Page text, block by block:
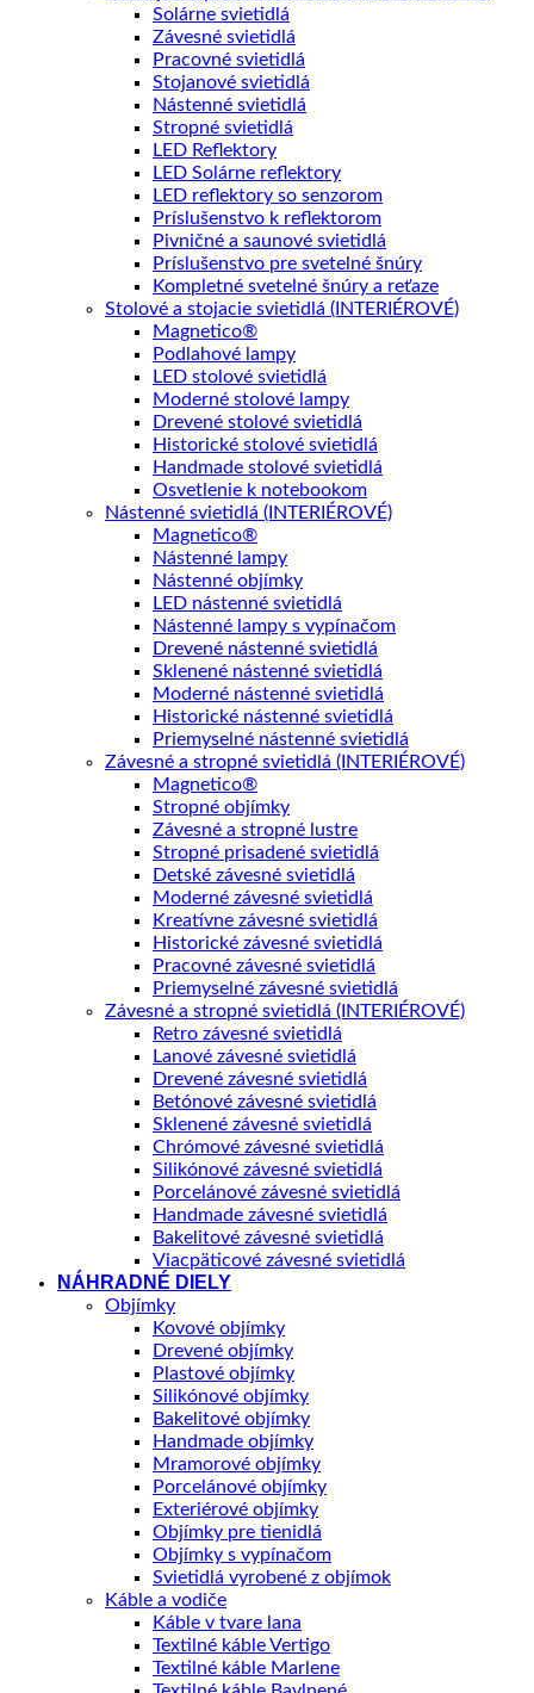
Solárne svietidlá
Závesné svietidlá
Pracovné svietidlá
Stojanové svietidlá
Nástenné svietidlá
Stropné svietidlá
LED Reflektory
LED Solárne reflektory
LED reflektory so senzorom
Príslušenstvo k reflektorom
Pivničné a saunové svietidlá
Príslušenstvo pre svetelné šnúry
Kompletné svetelné šnúry a reťaze
Stolové a stojacie svietidlá (INTERIÉROVÉ)
Magnetico®
Podlahové lampy
LED stolové svietidlá
Moderné stolové lampy
Drevené stolové svietidlá
Historické stolové svietidlá
Handmade stolové svietidlá
Osvetlenie k notebookom
Nástenné svietidlá (INTERIÉROVÉ)
Magnetico®
Nástenné lampy
Nástenné objímky
LED nástenné svietidlá
Nástenné lampy s vypínačom
Drevené nástenné svietidlá
Sklenené nástenné svietidlá
Moderné nástenné svietidlá
Historické nástenné svietidlá
Priemyselné nástenné svietidlá
Závesné a stropné svietidlá (INTERIÉROVÉ)
Magnetico®
Stropné objímky
Závesné a stropné lustre
Stropné prisadené svietidlá
Detské závesné svietidlá
Moderné závesné svietidlá
Kreatívne závesné svietidlá
Historické závesné svietidlá
Pracovné závesné svietidlá
Priemyselné závesné svietidlá
Závesné a stropné svietidlá (INTERIÉROVÉ)
Retro závesné svietidlá
Lanové závesné svietidlá
Drevené závesné svietidlá
Betónové závesné svietidlá
Sklenené závesné svietidlá
Chrómové závesné svietidlá
Silikónové závesné svietidlá
Porcelánové závesné svietidlá
Handmade závesné svietidlá
Bakelitové závesné svietidlá
Viacpäticové závesné svietidlá
NÁHRADNÉ DIELY
Objímky
Kovové objímky
Drevené objímky
Plastové objímky
Silikónové objímky
Bakelitové objímky
Handmade objímky
Mramorové objímky
Porcelánové objímky
Exteriérové objímky
Objímky pre tienidlá
Objímky s vypínačom
Svietidlá vyrobené z objímok
Káble a vodiče
Káble v tvare lana
Textilné káble Vertigo
Textilné káble Marlene